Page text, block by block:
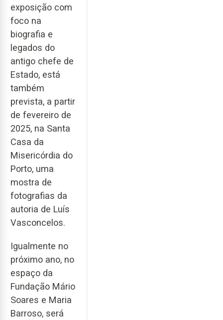
exposição com
foco na
biografia e
legados do
antigo chefe de
Estado, está
também
prevista, a partir
de fevereiro de
2025, na Santa
Casa da
Misericórdia do
Porto, uma
mostra de
fotografias da
autoria de Luís
Vasconcelos.
Igualmente no
próximo ano, no
espaço da
Fundação Mário
Soares e Maria
Barroso, será